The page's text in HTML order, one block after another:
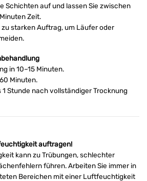
Schichten auf und lassen Sie zwischen
Zeit.
zu starken Auftrag, um Läufer oder
in 10–15 Minuten.
Minuten.
Stunde nach vollständiger Trocknung
auftragen!
kann zu Trübungen, schlechter
führen. Arbeiten Sie immer in
Bereichen mit einer Luftfeuchtigkeit